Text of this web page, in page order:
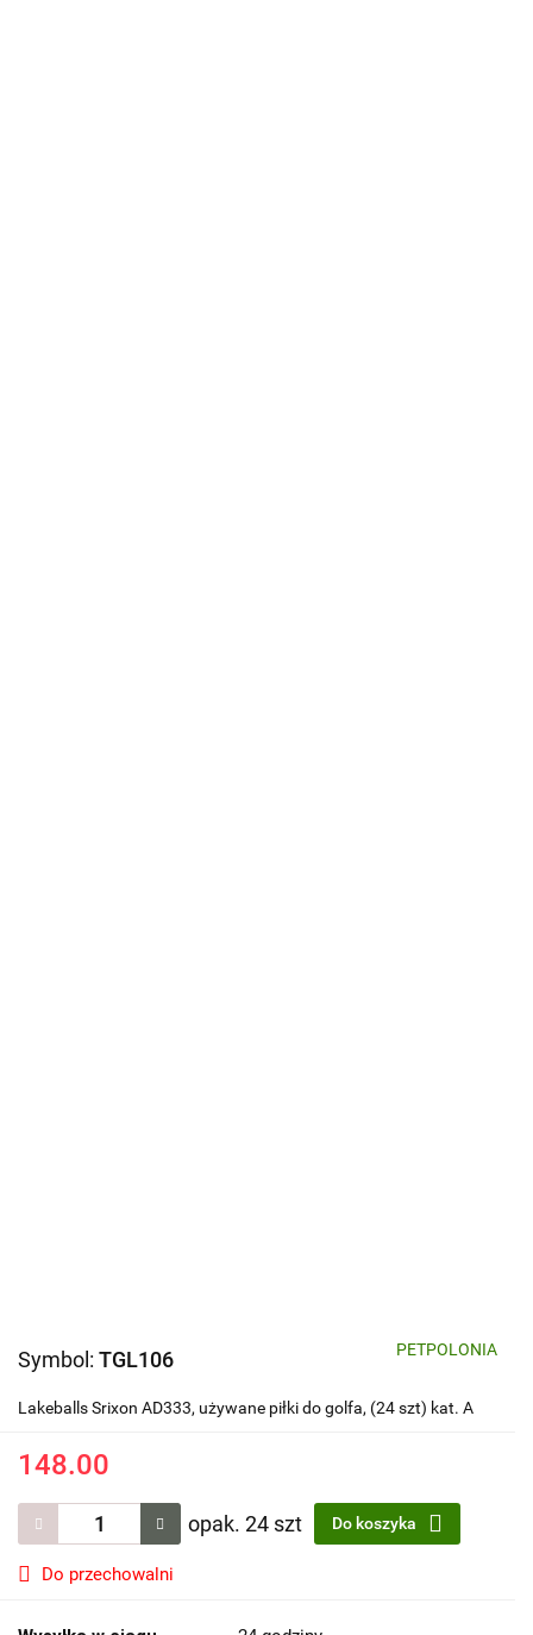
Symbol: TGL106 PETPOLONIA
Lakeballs Srixon AD333, używane piłki do golfa, (24 szt) kat. A
148.00
opak. 24 szt Do koszyka
Do przechowalni